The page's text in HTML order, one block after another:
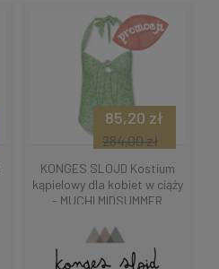
KONGES SLOJD Kostium
kąpielowy dla kobiet w ciąży
- MUCHI MIDSUMMER
85,20 zł
284,00 zł